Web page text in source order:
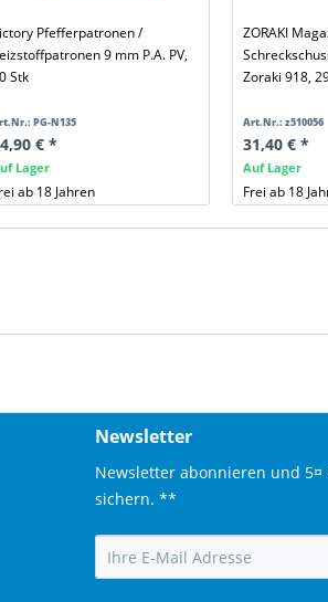
Pfefferpatronen /
9 mm P.A. PV,
Stk
PG-N135
€ *
Lager
ab 18 Jahren
ZORAKI
Zoraki 918,
Art.Nr.: z510056
31,40 € *
Auf Lager
Frei ab 18
Newsletter
Newsletter abonnieren und 5¤
sichern. **